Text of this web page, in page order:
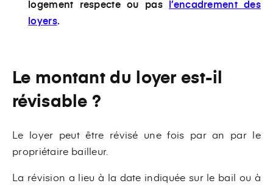
logement respecte ou pas l’encadrement des
loyers.
Le montant du loyer est-il
révisable ?
Le loyer peut être révisé une fois par an par le
propriétaire bailleur.
La révision a lieu à la date indiquée sur le bail ou à